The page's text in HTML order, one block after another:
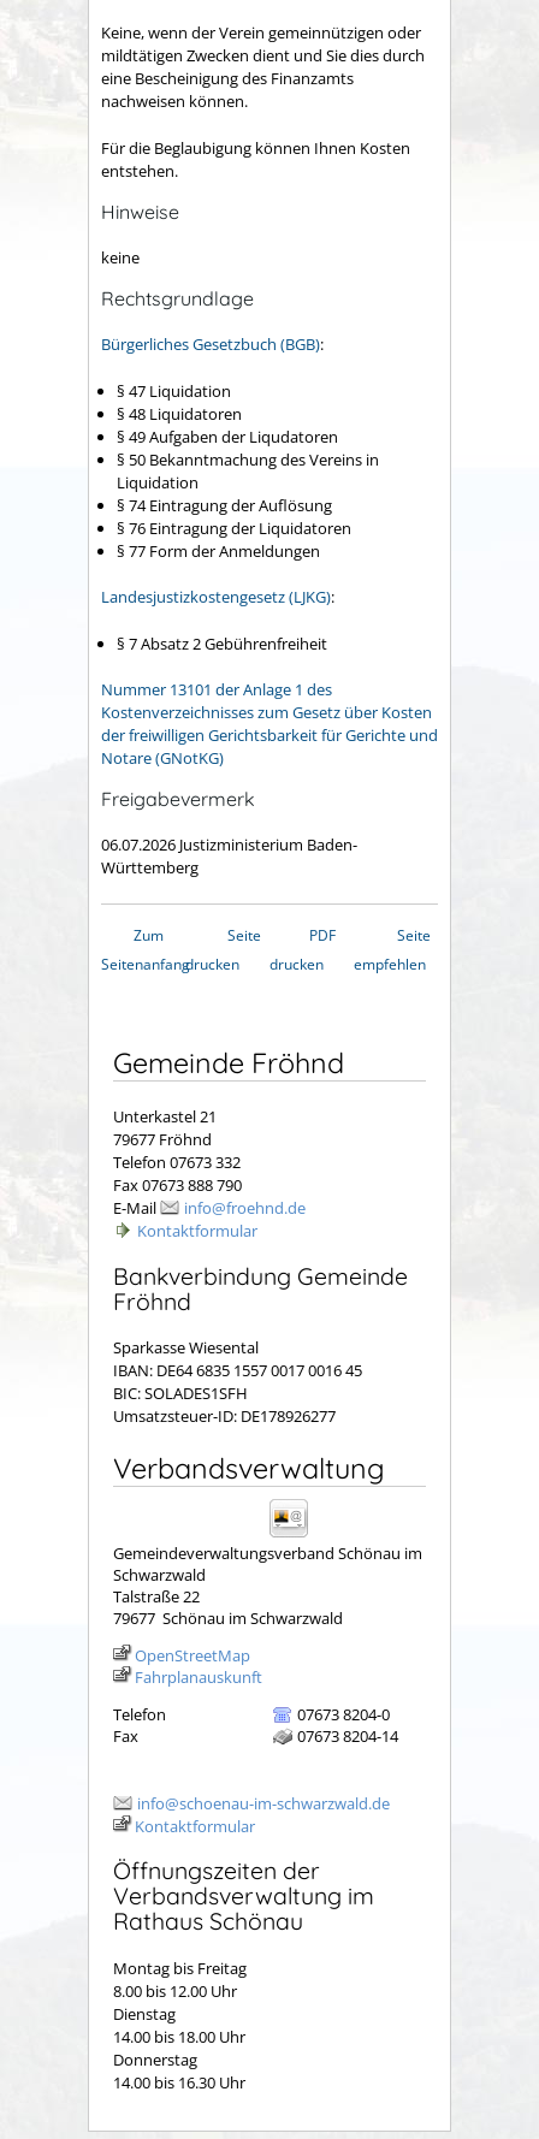
Keine, wenn der Verein gemeinnützigen oder
mildtätigen Zwecken dient und Sie dies durch
eine Bescheinigung des Finanzamts
nachweisen können.
Für die Beglaubigung können Ihnen Kosten
entstehen.
Hinweise
keine
Rechtsgrundlage
Bürgerliches Gesetzbuch (BGB):
§ 47 Liquidation
§ 48 Liquidatoren
§ 49 Aufgaben der Liqudatoren
§ 50 Bekanntmachung des Vereins in
Liquidation
§ 74 Eintragung der Auflösung
§ 76 Eintragung der Liquidatoren
§ 77 Form der Anmeldungen
Landesjustizkostengesetz (LJKG):
§ 7 Absatz 2Gebührenfreiheit
Nummer 13101 der Anlage 1 des
Kostenverzeichnisses zum Gesetz über Kosten
der freiwilligen Gerichtsbarkeit für Gerichte und
Notare (GNotKG)
Freigabevermerk
06.07.2026 Justizministerium Baden-
Württemberg
Zum
Seitenanfang
Seite
drucken
PDF
drucken
Seite
empfehlen
Gemeinde Fröhnd
Unterkastel 21
79677 Fröhnd
Telefon 07673 332
Fax 07673 888 790
E-Mail
info@froehnd.de
Kontaktformular
Bankverbindung Gemeinde
Fröhnd
Sparkasse Wiesental
IBAN: DE64 6835 1557 0017 0016 45
BIC: SOLADES1SFH
Umsatzsteuer-ID: DE178926277
Verbandsverwaltung
Gemeindeverwaltungsverband Schönau im
Schwarzwald
Talstraße 22
79677 Schönau im Schwarzwald
OpenStreetMap
Fahrplanauskunft
Telefon
07673 8204-0
Fax
07673 8204-14
info@schoenau-im-schwarzwald.de
Kontaktformular
Öffnungszeiten der
Verbandsverwaltung im
Rathaus Schönau
Montag bis Freitag
8.00 bis 12.00 Uhr
Dienstag
14.00 bis 18.00 Uhr
Donnerstag
14.00 bis 16.30 Uhr